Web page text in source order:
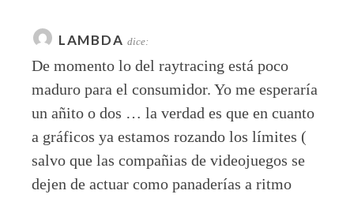
LAMBDA dice:
De momento lo del raytracing está poco
maduro para el consumidor. Yo me esperaría
un añito o dos … la verdad es que en cuanto
a gráficos ya estamos rozando los límites (
salvo que las compañias de videojuegos se
dejen de actuar como panaderías a ritmo